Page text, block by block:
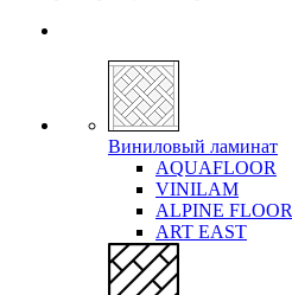
Виниловый ламинат
AQUAFLOOR
VINILAM
ALPINE FLOOR
ART EAST